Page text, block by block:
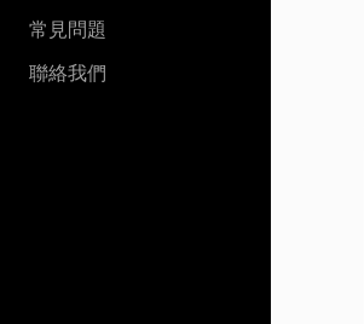
常見問題
聯絡我們